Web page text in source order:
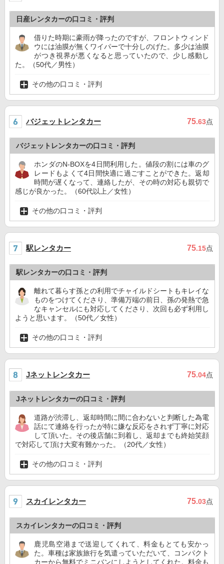
日産レンタカーの口コミ・評判
借りた時期に豪雨が降ったのですが、フロントウィンド
ウには油膜が無くワイパーで十分しのげた。多少は油膜
がつき視界が悪くなると思っていたので、少し感動し
た。（50代／男性）
その他の口コミ・評判
バジェットレンタカー 75.63点
バジェットレンタカーの口コミ・評判
ホンダのN-BOXを4日間利用した。値段の割には車のグ
レードもよくて4日間快適に過ごすことができた。返却
時間が遅くなって、連絡したが、その時の対応も親切で
感じが良かった。（60代以上／女性）
その他の口コミ・評判
駅レンタカー 75.15点
駅レンタカーの口コミ・評判
離れて暮らす孫との利用でチャイルドシートもキレイな
ものをつけてくださり、準備万端の前日、孫の発熱で急
なキャンセルにも対応してくださり、次回も必ず利用し
ようと思います。（50代／女性）
その他の口コミ・評判
Jネットレンタカー 75.04点
Jネットレンタカーの口コミ・評判
道路が渋滞し、返却時間に間に合わないと判断した為電
話にて連絡を行ったが特に嫌な反応をされず丁寧に対応
して頂いた。その後店舗に到着し、返却までも終始笑顔
で対応して頂け大変有難かった。（20代／女性）
その他の口コミ・評判
スカイレンタカー 75.03点
スカイレンタカーの口コミ・評判
鹿児島空港まで送迎してくれて、料金もとても安かっ
た。車種は家族旅行を気遣っていただいて、コンパクト
カーから無料でミニバンにしようとしてくれた。料金も